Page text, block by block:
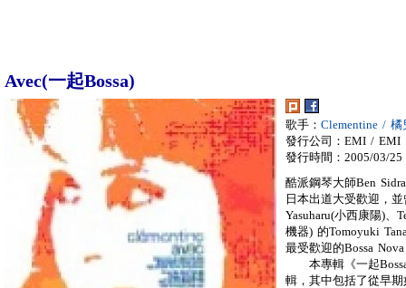
Avec(一起Bossa)
歌手： Clementine / 橘
發行公司：EMI / EMI
發行時間：2005/03/25
酷派鋼琴大師Ben
日本出道大受歡迎，
Yasuharu(小西康陽)、
機器) 的Tomoyuki
最受歡迎的Bossa
本專輯《一起Bossa
輯，其中包括了從早